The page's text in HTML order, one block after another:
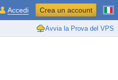
Avvia la Prova del VPS
Accedi Crea un account